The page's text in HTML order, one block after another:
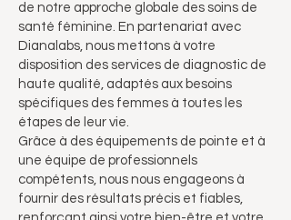
de notre approche globale des soins de
santé féminine. En partenariat avec
Dianalabs, nous mettons à votre
disposition des services de diagnostic de
haute qualité, adaptés aux besoins
spécifiques des femmes à toutes les
étapes de leur vie.
Grâce à des équipements de pointe et à
une équipe de professionnels
compétents, nous nous engageons à
fournir des résultats précis et fiables,